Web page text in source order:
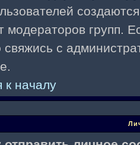
модераторов групп.
свяжись с
к началу